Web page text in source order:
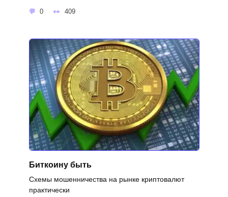
0 409
Биткоину быть
Схемы мошенничества на рынке криптовалют
практически